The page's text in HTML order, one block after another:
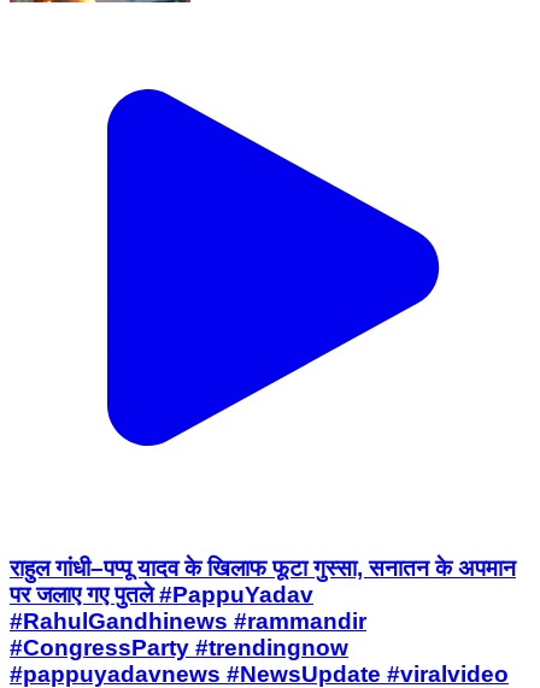
राहुल गांधी–पप्पू यादव के खिलाफ फूटा गुस्सा, सनातन के अपमान
पर जलाए गए पुतले #PappuYadav
#RahulGandhinews #rammandir
#CongressParty #trendingnow
#pappuyadavnews #NewsUpdate #viralvideo